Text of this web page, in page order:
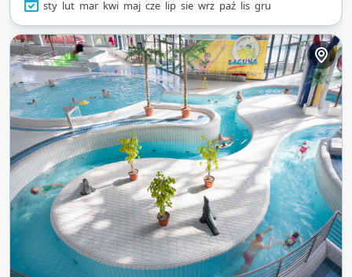
sty lut mar kwi maj cze lip sie wrz paź lis gru